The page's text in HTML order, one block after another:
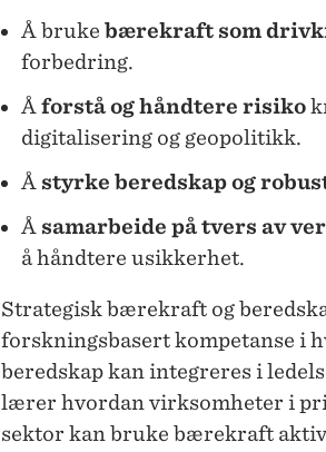
Å bruke bærekraft som
forbedring.
Åforstå og håndtere risiko
digitalisering og geopolitikk.
Å styrke beredskap og
Å samarbeide på tvers av
å håndtere usikkerhet.
Strategisk bærekraft og
forskningsbasert kompetanse i
beredskap kan integreres i
lærer hvordan virksomheter i
sektor kan bruke bærekraft